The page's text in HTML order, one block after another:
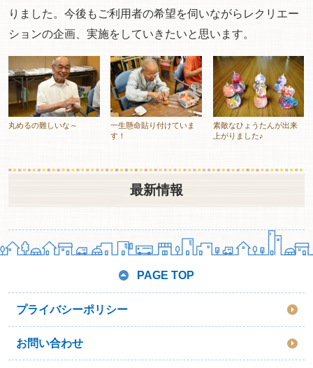
りました。今後もご利用者の希望を伺いながらレクリエー
ションの企画、実施をしていきたいと思います。
丸めるの難しいな～
一生懸命貼り付けていま
す！
素敵なひょうたんが出来
上がりました♪
最新情報
PAGE TOP
プライバシーポリシー
お問い合わせ